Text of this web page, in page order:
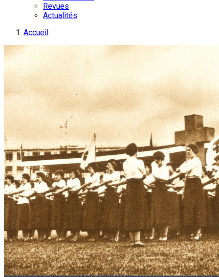
Revues
Actualités
Accueil